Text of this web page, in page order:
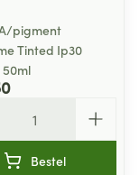
pigment
Tinted Ip30
Bestel